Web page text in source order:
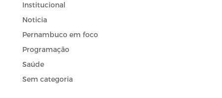
Institucional
Noticia
Pernambuco em foco
Programação
Saúde
Sem categoria